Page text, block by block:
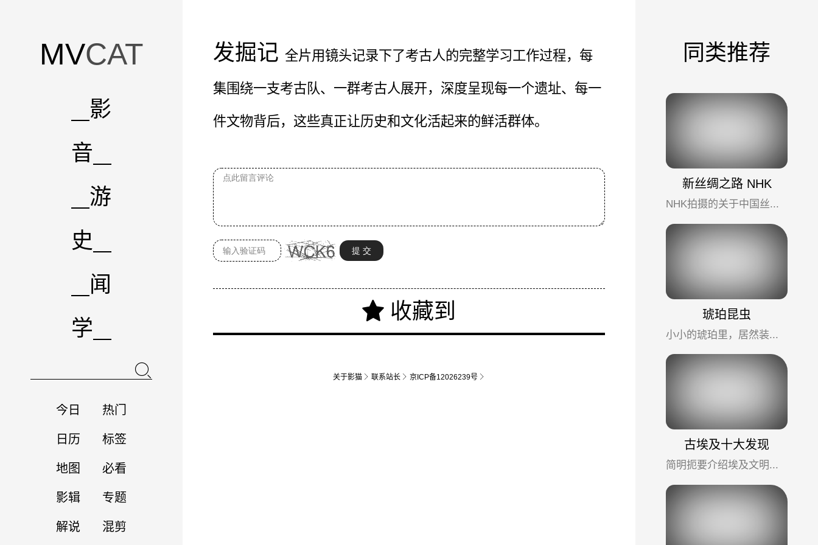
MVCAT
影
音
游
史
闻
学
今日 热门
日历 标签
地图 必看
影辑 专题
解说 混剪
发掘记 全片用镜头记录下了考古人的完整学习工作过程，每
集围绕一支考古队、一群考古人展开，深度呈现每一个遗址、每一
件文物背后，这些真正让历史和文化活起来的鲜活群体。
关于影猫 联系站长 京ICP备12026239号
同类推荐
新丝绸之路 NHK
琥珀昆虫
古埃及十大发现